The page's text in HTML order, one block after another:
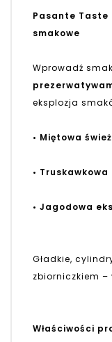
Pasante Taste
smakowe
Wprowadź
eksplozja
• Miętowa
• Truskawkowa
• Jagodowa
Gładkie,
zbiorniczkiem –
Właściwości